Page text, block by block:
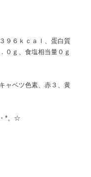
９６ｋｃａｌ、蛋白質
０ｇ、食塩相当量０ｇ
ャベツ色素、赤３、黄
*。☆